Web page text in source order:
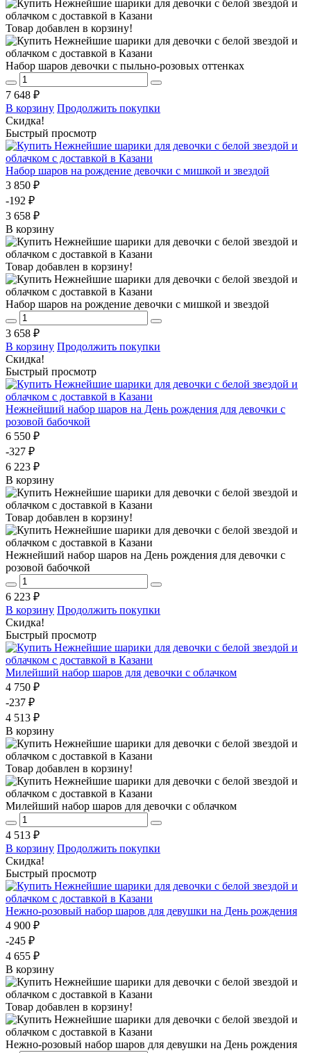
Товар добавлен в корзину!
Набор шаров девочки с пыльно-розовых оттенках
7 648 ₽
В корзину Продолжить покупки
Скидка!
Быстрый просмотр
Набор шаров на рождение девочки с мишкой и звездой
3 850 ₽
-192 ₽
3 658 ₽
В корзину
Товар добавлен в корзину!
Набор шаров на рождение девочки с мишкой и звездой
3 658 ₽
В корзину Продолжить покупки
Скидка!
Быстрый просмотр
Нежнейший набор шаров на День рождения для девочки с
розовой бабочкой
6 550 ₽
-327 ₽
6 223 ₽
В корзину
Товар добавлен в корзину!
Нежнейший набор шаров на День рождения для девочки с
розовой бабочкой
6 223 ₽
В корзину Продолжить покупки
Скидка!
Быстрый просмотр
Милейший набор шаров для девочки с облачком
4 750 ₽
-237 ₽
4 513 ₽
В корзину
Товар добавлен в корзину!
Милейший набор шаров для девочки с облачком
4 513 ₽
В корзину Продолжить покупки
Скидка!
Быстрый просмотр
Нежно-розовый набор шаров для девушки на День рождения
4 900 ₽
-245 ₽
4 655 ₽
В корзину
Товар добавлен в корзину!
Нежно-розовый набор шаров для девушки на День рождения